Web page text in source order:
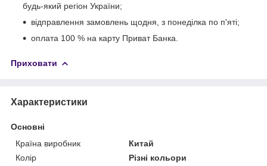
будь-який регіон України;
відправлення замовлень щодня, з понеділка по п'яті;
оплата 100 % на карту Приват Банка.
Приховати
Характеристики
Основні
Країна виробник
Китай
Колір
Різні кольори